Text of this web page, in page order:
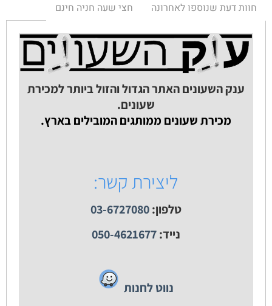
חוות דעת שנוספו לאחרונה
חצי שעה חניה חינם
ענק השעונים האתר הגדול והזול ביותר למכירת
שעונים.
מכירת שעונים ממותגים המובילים בארץ.
ליצירת קשר:
טלפון:03-6727080
נייד:050-4621677
נווט לחנות